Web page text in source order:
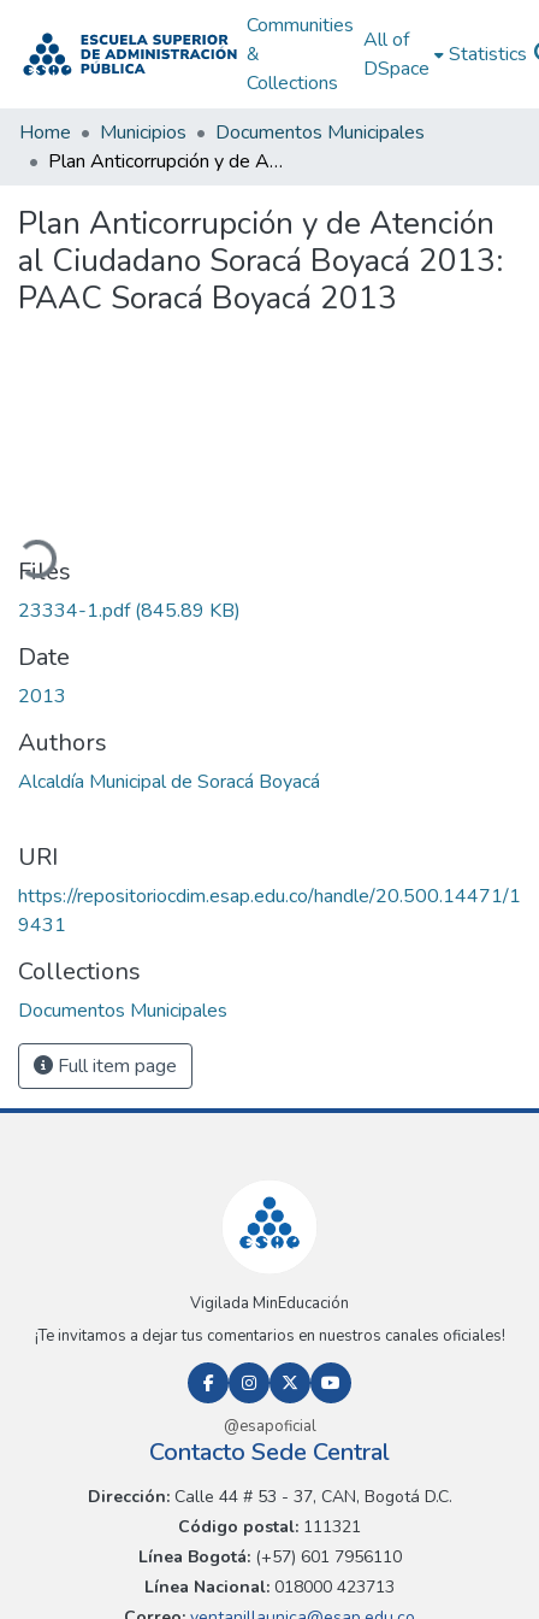
Communities
&
Collections
All of
DSpace
Statistics
Home Municipios
Documentos Municipales
Plan Anticorrupción y de Atención al Ciudadano Soracá Boyacá 2013: PAAC Soracá Boyacá 2013
Plan Anticorrupción y de Atención
al Ciudadano Soracá Boyacá 2013:
PAAC Soracá Boyacá 2013
Files
23334-1.pdf(845.89 KB)
Date
2013
Authors
Alcaldía Municipal de Soracá Boyacá
URI
https://repositoriocdim.esap.edu.co/handle/20.500.14471/1
9431
Collections
Documentos Municipales
Full item page
Vigilada MinEducación
¡Te invitamos a dejar tus comentarios en nuestros canales oficiales!
@esapoficial
Contacto Sede Central
Dirección:Calle 44 # 53 - 37, CAN, Bogotá D.C.
Código postal: 111321
Línea Bogotá:(+57) 601 7956110
Línea Nacional: 018000 423713